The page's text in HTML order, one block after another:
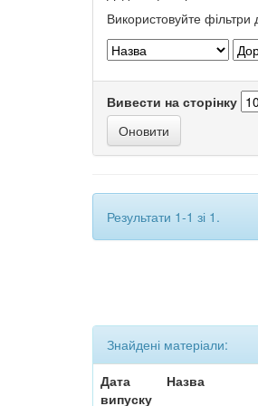
Використовуйте фільтри
Вивести на сторінку
Результати 1-1 зі 1.
Знайдені матеріали:
Дата
випуску
Назва